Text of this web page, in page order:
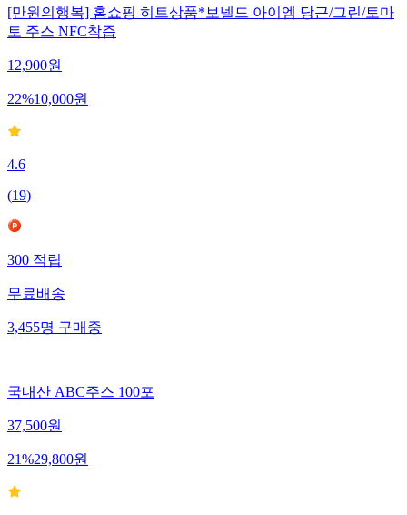
[만원의행복] 홈쇼핑 히트상품*보넬드 아이엠 당근/그린/토마
토 주스 NFC착즙
12,900원
22%10,000원
4.6
(19)
300 적립
무료배송
3,455명 구매중
국내산 ABC주스 100포
37,500원
21%29,800원